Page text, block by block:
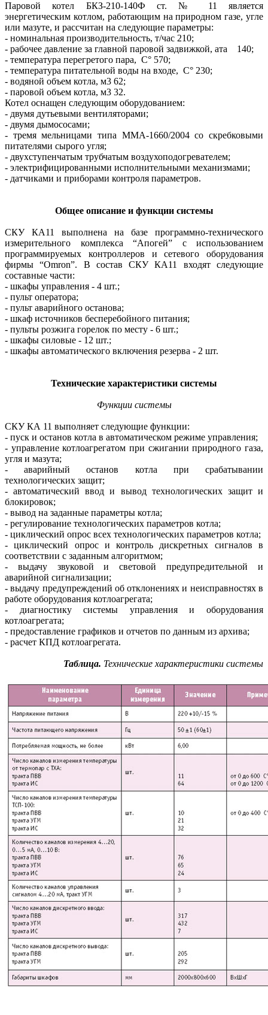
Паровой котел БКЗ-210-140Ф ст. № 11 является
энергетическим котлом, работающим на природном газе, угле
или мазуте, и рассчитан на следующие параметры:
- номинальная производительность, т/час 210;
- рабочее давление за главной паровой задвижкой, ата 140;
- температура перегретого пара, С° 570;
- температура питательной воды на входе, С° 230;
- водяной объем котла, м3 62;
- паровой объем котла, м3 32.
Котел оснащен следующим оборудованием:
- двумя дутьевыми вентиляторами;
- двумя дымососами;
- тремя мельницами типа ММА-1660/2004 со скребковыми
питателями сырого угля;
- двухступенчатым трубчатым воздухоподогревателем;
- электрифицированными исполнительными механизмами;
- датчиками и приборами контроля параметров.
Общее описание и функции системы
СКУ КА11 выполнена на базе программно-технического
измерительного комплекса “Апогей” с использованием
программируемых контроллеров и сетевого оборудования
фирмы “Omron”. В состав СКУ КА11 входят следующие
составные части:
- шкафы управления - 4 шт.;
- пульт оператора;
- пульт аварийного останова;
- шкаф источников бесперебойного питания;
- пульты розжига горелок по месту - 6 шт.;
- шкафы силовые - 12 шт.;
- шкафы автоматического включения резерва - 2 шт.
Технические характеристики системы
Функции системы
СКУ КА 11 выполняет следующие функции:
- пуск и останов котла в автоматическом режиме управления;
- управление котлоагрегатом при сжигании природного газа,
угля и мазута;
- аварийный останов котла при срабатывании
технологических защит;
- автоматический ввод и вывод технологических защит и
блокировок;
- вывод на заданные параметры котла;
- регулирование технологических параметров котла;
- циклический опрос всех технологических параметров котла;
- циклический опрос и контроль дискретных сигналов в
соответствии с заданным алгоритмом;
- выдачу звуковой и световой предупредительной и
аварийной сигнализации;
- выдачу предупреждений об отклонениях и неисправностях в
работе оборудования котлоагрегата;
- диагностику системы управления и оборудования
котлоагрегата;
- предоставление графиков и отчетов по данным из архива;
- расчет КПД котлоагрегата.
Таблица. Технические характеристики системы